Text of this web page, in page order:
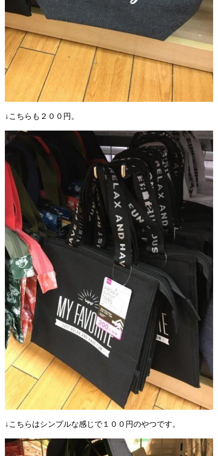
↓こちらも２００円。
↓こちらはシンプルな感じで１００円のやつです。